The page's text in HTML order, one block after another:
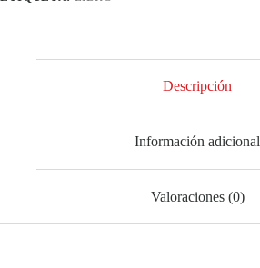
Descripción
Información adicional
Valoraciones (0)